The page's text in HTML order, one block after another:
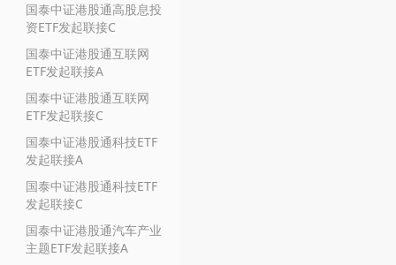
国泰中证港股通高股息投
资ETF发起联接C
国泰中证港股通互联网
ETF发起联接A
国泰中证港股通互联网
ETF发起联接C
国泰中证港股通科技ETF
发起联接A
国泰中证港股通科技ETF
发起联接C
国泰中证港股通汽车产业
主题ETF发起联接A